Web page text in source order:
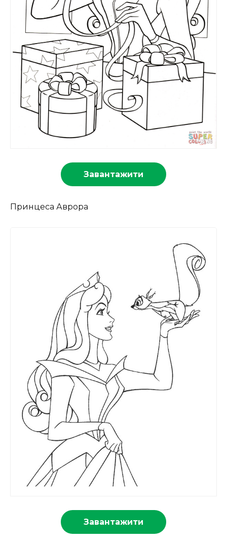
Завантажити
Принцеса Аврора
Завантажити